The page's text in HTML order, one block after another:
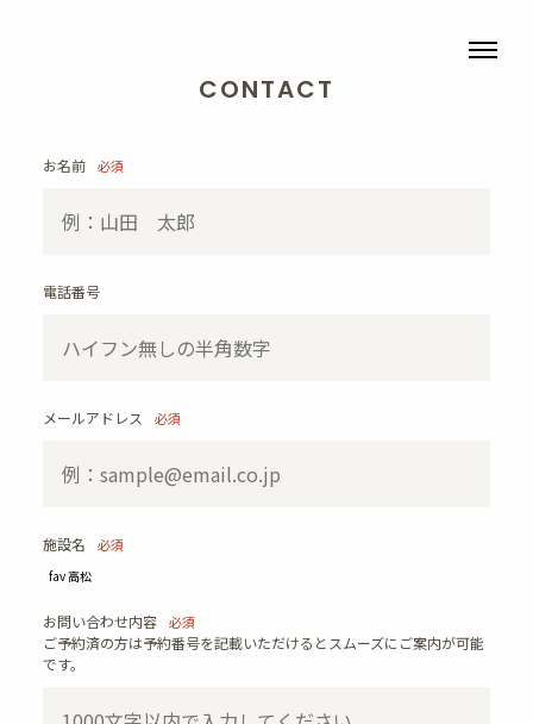
CONTACT
お名前 必須
電話番号
メールアドレス 必須
施設名 必須
お問い合わせ内容 必須
ご予約済の方は予約番号を記載いただけるとスムーズにご案内が可能
です。